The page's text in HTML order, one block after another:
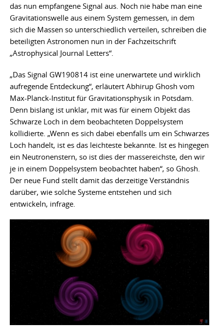
das nun empfangene Signal aus. Noch nie habe man eine
Gravitationswelle aus einem System gemessen, in dem
sich die Massen so unterschiedlich verteilen, schreiben die
beteiligten Astronomen nun in der Fachzeitschrift
„Astrophysical Journal Letters“.
„Das Signal GW190814 ist eine unerwartete und wirklich
aufregende Entdeckung“, erläutert Abhirup Ghosh vom
Max-Planck-Institut für Gravitationsphysik in Potsdam.
Denn bislang ist unklar, mit was für einem Objekt das
Schwarze Loch in dem beobachteten Doppelsystem
kollidierte. „Wenn es sich dabei ebenfalls um ein Schwarzes
Loch handelt, ist es das leichteste bekannte. Ist es hingegen
ein Neutronenstern, so ist dies der massereichste, den wir
je in einem Doppelsystem beobachtet haben“, so Ghosh.
Der neue Fund stellt damit das derzeitige Verständnis
darüber, wie solche Systeme entstehen und sich
entwickeln, infrage.